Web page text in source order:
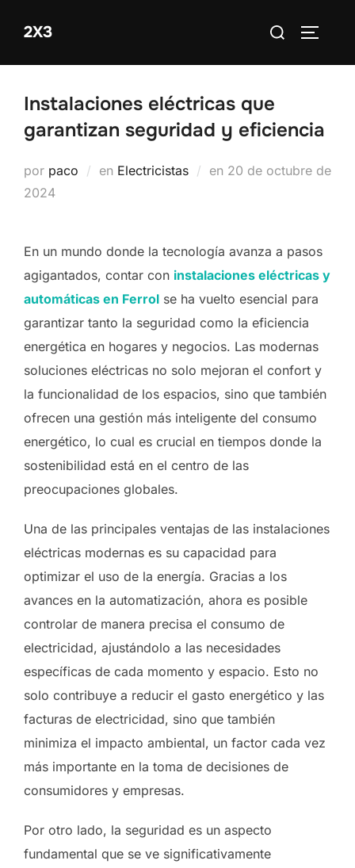
2X3 Buscar:
Instalaciones eléctricas que
garantizan seguridad y eficiencia
por paco en Electricistas en Publicado
20 de octubre de
2024
En un mundo donde la tecnología avanza a pasos
agigantados, contar con instalaciones eléctricas y
automáticas en Ferrol se ha vuelto esencial para
garantizar tanto la seguridad como la eficiencia
energética en hogares y negocios. Las modernas
soluciones eléctricas no solo mejoran el confort y
la funcionalidad de los espacios, sino que también
ofrecen una gestión más inteligente del consumo
energético, lo cual es crucial en tiempos donde la
sostenibilidad está en el centro de las
preocupaciones globales.
Una de las principales ventajas de las instalaciones
eléctricas modernas es su capacidad para
optimizar el uso de la energía. Gracias a los
avances en la automatización, ahora es posible
controlar de manera precisa el consumo de
electricidad, ajustándolo a las necesidades
específicas de cada momento y espacio. Esto no
solo contribuye a reducir el gasto energético y las
facturas de electricidad, sino que también
minimiza el impacto ambiental, un factor cada vez
más importante en la toma de decisiones de
consumidores y empresas.
Por otro lado, la seguridad es un aspecto
fundamental que se ve significativamente